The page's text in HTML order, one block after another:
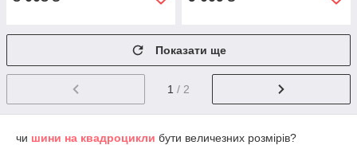
Показати ще
1 / 2
чи шини на квадроцикли бути величезних розмірів?